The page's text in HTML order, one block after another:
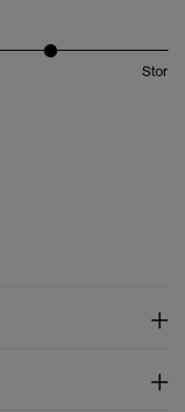
Stor